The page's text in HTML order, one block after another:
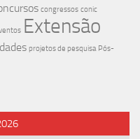
congressos conic
Extensão
projetos de pesquisa Pós-